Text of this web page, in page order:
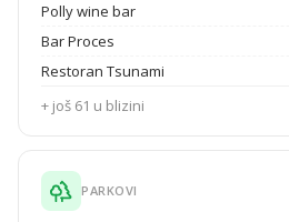
Polly wine bar
Bar Proces
Restoran Tsunami
+ još 61 u blizini
PARKOVI